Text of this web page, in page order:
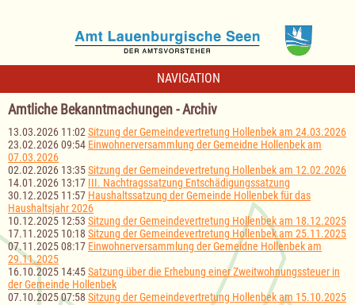
NAVIGATION
Amtliche Bekanntmachungen - Archiv
13.03.2026 11:02 Sitzung der Gemeindevertretung Hollenbek am 24.03.2026
23.02.2026 09:54 Einwohnerversammlung der Gemeidne Hollenbek am
07.03.2026
02.02.2026 13:35Sitzung der Gemeindevertretung Hollenbek am 12.02.2026
14.01.2026 13:17 III. Nachtragssatzung Entschädigungssatzung
30.12.2025 11:57 Haushaltssatzung der Gemeinde Hollenbek für das
Haushaltsjahr 2026
10.12.2025 12:53 Sitzung der Gemeindevertretung Hollenbek am 18.12.2025
17.11.2025 10:18 Sitzung der Gemeindevertretung Hollenbek am 25.11.2025
07.11.2025 08:17 Einwohnerversammlung der Gemeidne Hollenbek am
29.11.2025
16.10.2025 14:45Satzung über die Erhebung einer Zweitwohnungssteuer in
der Gemeinde Hollenbek
07.10.2025 07:58 Sitzung der Gemeindevertretung Hollenbek am 15.10.2025